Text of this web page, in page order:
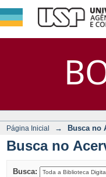
Página Inicial → Busca no
Busca no
Busca: